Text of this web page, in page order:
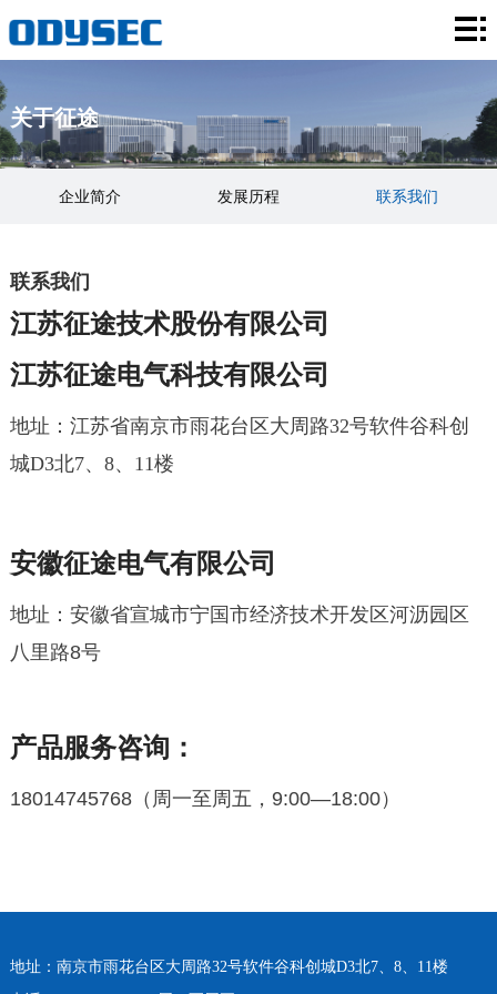
首
关
于
荣
质
站
房
统
方
案
招
标
公
告
新
闻
资
关于征途
企业简介 发展历程 联系我们
联系我们
江苏征途技术股份有限公司
江苏征途电气科技有限公司
地址：江苏省南京市雨花台区大周路32号软件谷科创
城D3北7、8、11楼
安徽征途电气有限公司
地址： 安徽省宣城市宁国市经济技术开发区河沥园区
八里路8号
产品服务咨询：
18014745768（周一至周五，9:00—18:00）
地址：南京市雨花台区大周路32号软件谷科创城D3北7、8、11楼